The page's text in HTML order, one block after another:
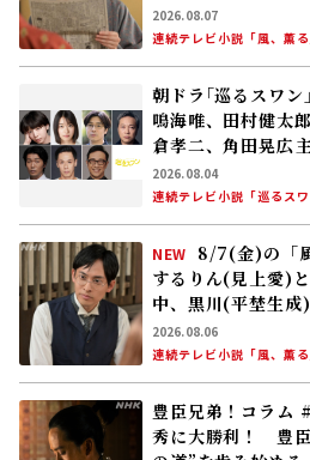
2026.08.07
連続テレビ小説「風、薫る
朝ドラ｢巡るスワン
鳴海唯、田村健太
倉孝二、角田晃広
交流する警察署の
2026.08.04
連続テレビ小説「巡るスワ
NEW
8/7(金)の「
するりん(見上愛)
中、黒川(平埜生成
2026.08.06
連続テレビ小説「風、薫る
豊臣兄弟！コラ
秀に大勝利！ 豊